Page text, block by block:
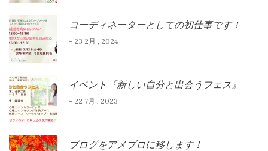
コーディネーターとしての初仕事です！
- 23 2月 , 2024
イベント『新しい自分と出会うフェス』
- 22 7月 , 2023
ブログをアメブロに移します！